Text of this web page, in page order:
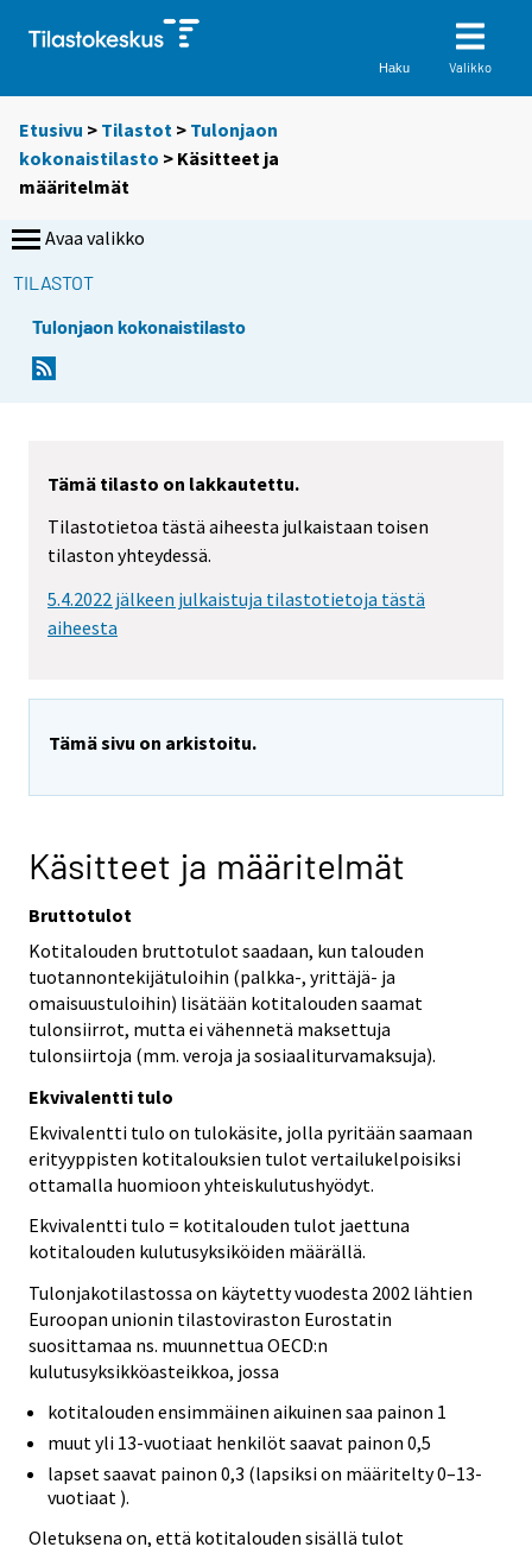
Haku Valikko
Etusivu > Tilastot > Tulonjaon
kokonaistilasto > Käsitteet ja
määritelmät
Avaa valikko
TILASTOT
Tulonjaon kokonaistilasto
Tämä tilasto on lakkautettu.
Tilastotietoa tästä aiheesta julkaistaan toisen
tilaston yhteydessä.
5.4.2022 jälkeen julkaistuja tilastotietoja tästä
aiheesta
Tämä sivu on arkistoitu.
Käsitteet ja määritelmät
Bruttotulot
Kotitalouden bruttotulot saadaan, kun talouden
tuotannontekijätuloihin (palkka-, yrittäjä- ja
omaisuustuloihin) lisätään kotitalouden saamat
tulonsiirrot, mutta ei vähennetä maksettuja
tulonsiirtoja (mm. veroja ja sosiaaliturvamaksuja).
Ekvivalentti tulo
Ekvivalentti tulo on tulokäsite, jolla pyritään saamaan
erityyppisten kotitalouksien tulot vertailukelpoisiksi
ottamalla huomioon yhteiskulutushyödyt.
Ekvivalentti tulo = kotitalouden tulot jaettuna
kotitalouden kulutusyksiköiden määrällä.
Tulonjakotilastossa on käytetty vuodesta 2002 lähtien
Euroopan unionin tilastoviraston Eurostatin
suosittamaa ns. muunnettua OECD:n
kulutusyksikköasteikkoa, jossa
kotitalouden ensimmäinen aikuinen saa painon 1
muut yli 13-vuotiaat henkilöt saavat painon 0,5
lapset saavat painon 0,3 (lapsiksi on määritelty 0–13-
vuotiaat ).
Oletuksena on, että kotitalouden sisällä tulot